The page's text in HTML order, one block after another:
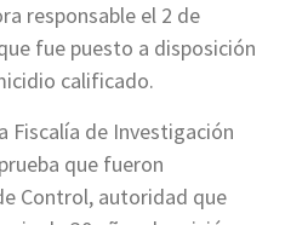
responsable el 2 de
fue puesto a disposición
calificado.
Fiscalía de Investigación
que fueron
Control, autoridad que